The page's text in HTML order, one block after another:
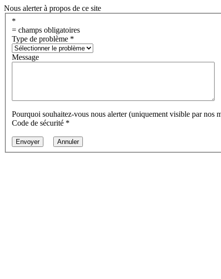
Nous alerter à propos de ce site
*
= champs obligatoires
Type de problème *
Message
Pourquoi souhaitez-vous nous alerter (uniquement visible par nos
Code de sécurité *